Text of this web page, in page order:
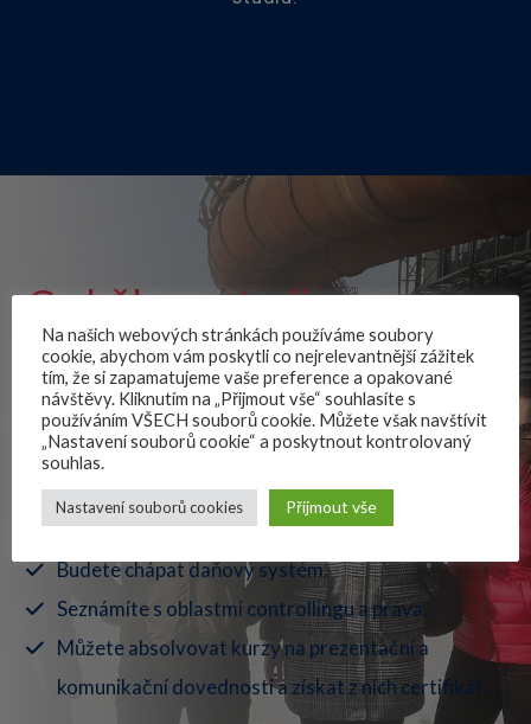
Co během studia
ovládnete
Seznámíte se s oblastí podnikových financí.
Pochopíte principy finančního řízení.
Ovládnete účetnictví.
Budete chápat daňový systém.
Seznámíte s oblastmi controllingu a práva.
Můžete absolvovat kurzy na prezentační a
komunikační dovednosti a získat z nich certifikát.
Na našich webových stránkách používáme soubory
cookie, abychom vám poskytli co nejrelevantnější zážitek
tím, že si zapamatujeme vaše preference a opakované
návštěvy. Kliknutím na „Přijmout vše“ souhlasíte s
používáním VŠECH souborů cookie. Můžete však navštívit
„Nastavení souborů cookie“ a poskytnout kontrolovaný
souhlas.
Nastavení souborů cookies Přijmout vše